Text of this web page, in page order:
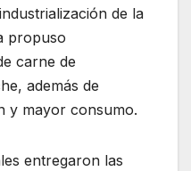
de la
propuso
carne de
además de
y mayor consumo.
entregaron las